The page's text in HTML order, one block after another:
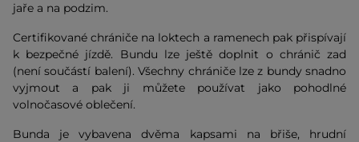
jaře a na podzim.
Certifikované chrániče na loktech a ramenech pak přispívají
k bezpečné jízdě. Bundu lze ještě doplnit o chránič zad
(není součástí balení). Všechny chrániče lze z bundy snadno
vyjmout a pak ji můžete používat jako pohodlné
volnočasové oblečení.
Bunda je vybavena dvěma kapsami na břiše, hrudní